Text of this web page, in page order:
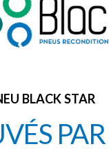
BLACK STAR